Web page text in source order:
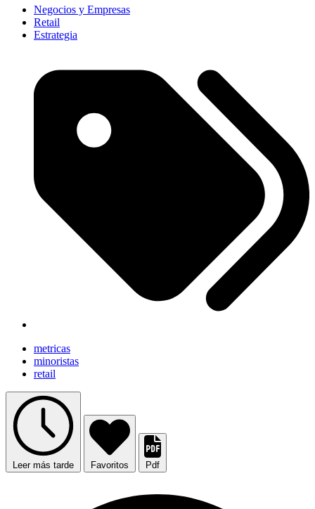
Negocios y Empresas
Retail
Estrategia
metricas
minoristas
retail
Leer más tarde Favoritos Pdf